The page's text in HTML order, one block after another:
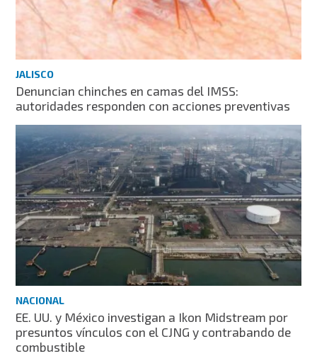
JALISCO
Denuncian chinches en camas del IMSS:
autoridades responden con acciones preventivas
NACIONAL
EE. UU. y México investigan a Ikon Midstream por
presuntos vínculos con el CJNG y contrabando de
combustible